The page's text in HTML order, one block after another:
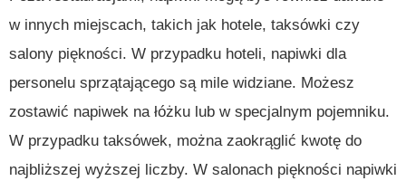
w innych miejscach, takich jak hotele, taksówki czy
salony piękności. W przypadku hoteli, napiwki dla
personelu sprzątającego są mile widziane. Możesz
zostawić napiwek na łóżku lub w specjalnym pojemniku.
W przypadku taksówek, można zaokrąglić kwotę do
najbliższej wyższej liczby. W salonach piękności napiwki